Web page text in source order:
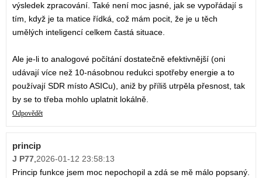
výsledek zpracování. Také není moc jasné, jak se vypořádají s
tím, když je ta matice řídká, což mám pocit, že je u těch
umělých inteligencí celkem častá situace.
Ale je-li to analogové počítání dostatečně efektivnější (oni
udávají více než 10-násobnou redukci spotřeby energie a to
používají SDR místo ASICu), aniž by příliš utrpěla přesnost, tak
by se to třeba mohlo uplatnit lokálně.
Odpovědět
princip
J P77 2026-01-12 23:58:13
Princip funkce jsem moc nepochopil a zdá se mě málo popsaný.